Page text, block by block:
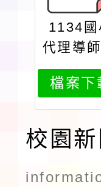
1134國
代理導
19
檔案下
校園